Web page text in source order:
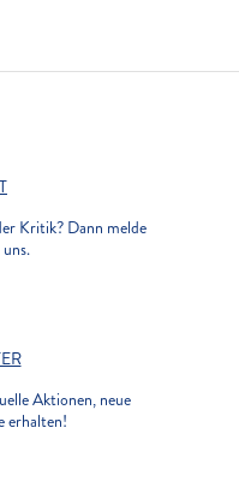
Kritik? Dann melde
Aktionen, neue
erhalten!